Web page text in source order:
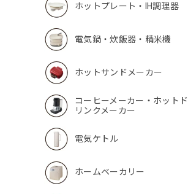
ホットプレート・IH調理器
電気鍋・炊飯器・精米機
ホットサンドメーカー
コーヒーメーカー・ホットド
リンクメーカー
電気ケトル
ホームベーカリー